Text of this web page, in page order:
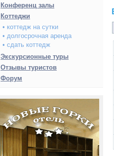
Конференц залы
Коттеджи
• коттедж на сутки
• долгосрочная аренда
• сдать коттедж
Экскурсионные туры
Отзывы туристов
Форум